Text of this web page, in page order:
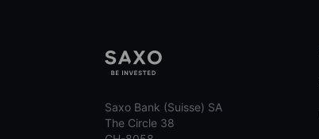
Saxo Bank (Suisse) SA
The Circle 38